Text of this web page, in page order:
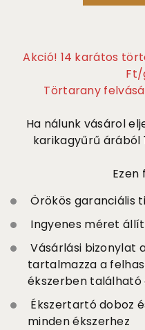
Akció! 14 karátos
Ft/
Törtarany
Ha nálunk vásárol
karikagyűrű árából
Ezen
Örökös garanciális
Ingyenes méret
Vásárlási bizonylat
tartalmazza a
ékszerben található
Ékszertartó doboz
minden ékszerhez